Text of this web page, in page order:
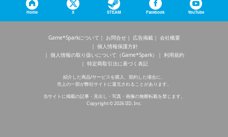
Home X STEAM Facebook YouTube
Game*Sparkについて お問合せ 広告掲載
会社概要
個人情報保護方針
個人情報の取り扱いについて（Game*Spark）
利用規約
特定商取引法に基づく表記
紹介した商品/サービスを購入、契約した場合に、
売上の一部が弊社サイトに還元されることがあります。
当サイトに掲載の記事・見出し・写真・画像の無断転載を禁じます。
Copyright © 2026 IID, Inc.